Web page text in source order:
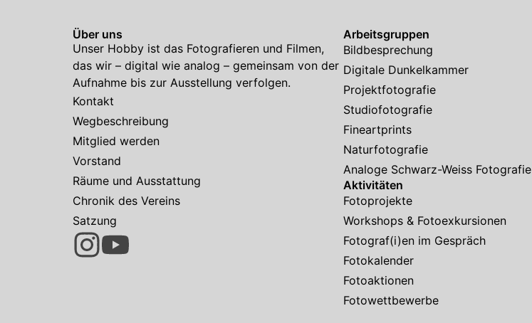
Über uns
Unser Hobby ist das Fotografieren und Filmen,
das wir – digital wie analog – gemeinsam von der
Aufnahme bis zur Ausstellung verfolgen.
Kontakt
Wegbeschreibung
Mitglied werden
Vorstand
Räume und Ausstattung
Chronik des Vereins
Satzung
Arbeitsgruppen
Bildbesprechung
Digitale Dunkelkammer
Projektfotografie
Studiofotografie
Fineartprints
Naturfotografie
Analoge Schwarz-Weiss Fotografie
Aktivitäten
Fotoprojekte
Workshops & Fotoexkursionen
Fotograf(i)en im Gespräch
Fotokalender
Fotoaktionen
Fotowettbewerbe